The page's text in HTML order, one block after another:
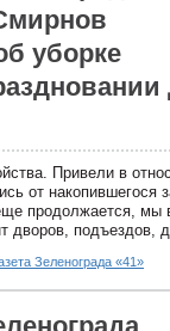
уборке
Привели в
от накопившегося
продолжается, мы
дворов, подъездов,
Зеленограда «41»